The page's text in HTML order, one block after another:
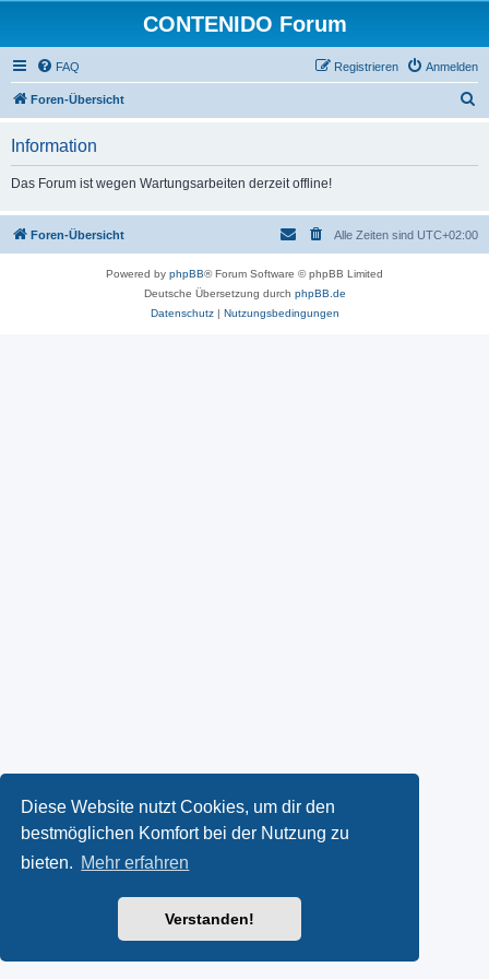
Diese Website nutzt Cookies, um dir den
bestmöglichen Komfort bei der Nutzung zu
bieten. Mehr erfahren
Verstanden!
CONTENIDO Forum
FAQ Anmelden
Registrieren
Foren-Übersicht
Information
Das Forum ist wegen Wartungsarbeiten derzeit offline!
Foren-Übersicht Alle Zeiten sind UTC+02:00
Powered by phpBB® Forum Software © phpBB Limited
Deutsche Übersetzung durch phpBB.de
Datenschutz| Nutzungsbedingungen